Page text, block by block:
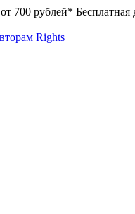
700 рублей*
Rights